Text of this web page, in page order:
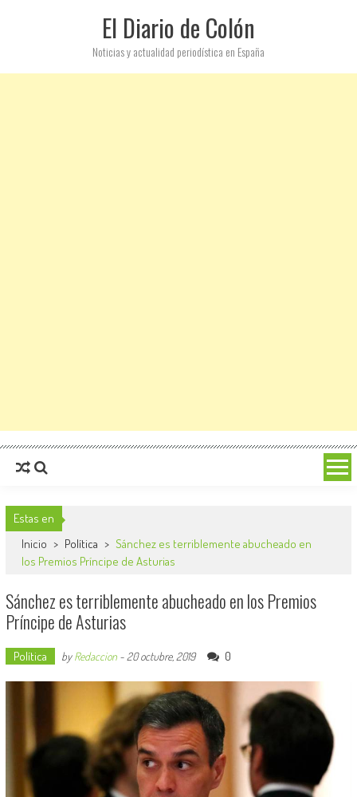
El Diario de Colón
Noticias y actualidad periodística en España
Estas en
Inicio > Política > Sánchez es terriblemente abucheado en
los Premios Príncipe de Asturias
Sánchez es terriblemente abucheado en los Premios
Príncipe de Asturias
Política byRedaccion- 20 octubre, 2019 0